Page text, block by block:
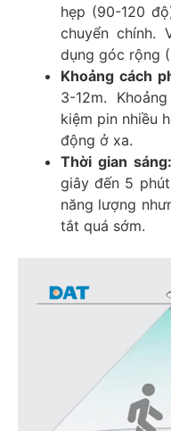
hẹp (90-120
chuyển chính.
dụng góc rộng
Khoảng cách
3-12m.
kiệm pin nhiều
động ở xa.
Thời gian sáng:
giây đến 5
năng lượng
tắt quá sớm.